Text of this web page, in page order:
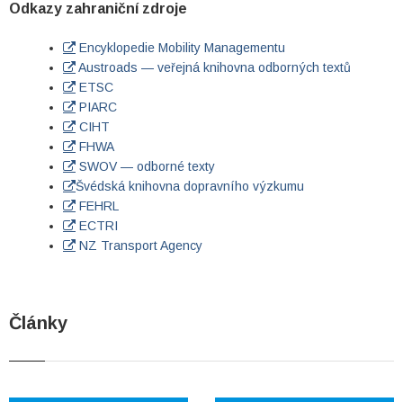
Odkazy zahraniční zdroje
Encyklopedie Mobility Managementu
Austroads — veřejná knihovna odborných textů
ETSC
PIARC
CIHT
FHWA
SWOV — odborné texty
Švédská knihovna dopravního výzkumu
FEHRL
ECTRI
NZ Transport Agency
Články